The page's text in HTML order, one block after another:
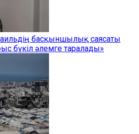
басқыншылық саясаты
бүкіл әлемге таралады»